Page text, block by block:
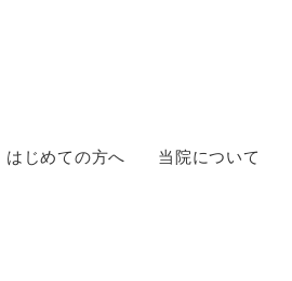
はじめての方へ 当院について